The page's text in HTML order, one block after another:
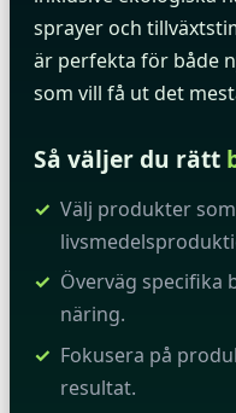
sprayer och
är perfekta för både
som vill få ut det
Så väljer du rätt
Välj produkter
Överväg specifika
näring.
Fokusera på
resultat.